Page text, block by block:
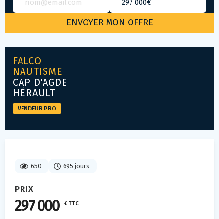
650 695 jours
PRIX
297 000 € TTC
FALCO
NAUTISME
CAP D'AGDE
HÉRAULT
VENDEUR PRO